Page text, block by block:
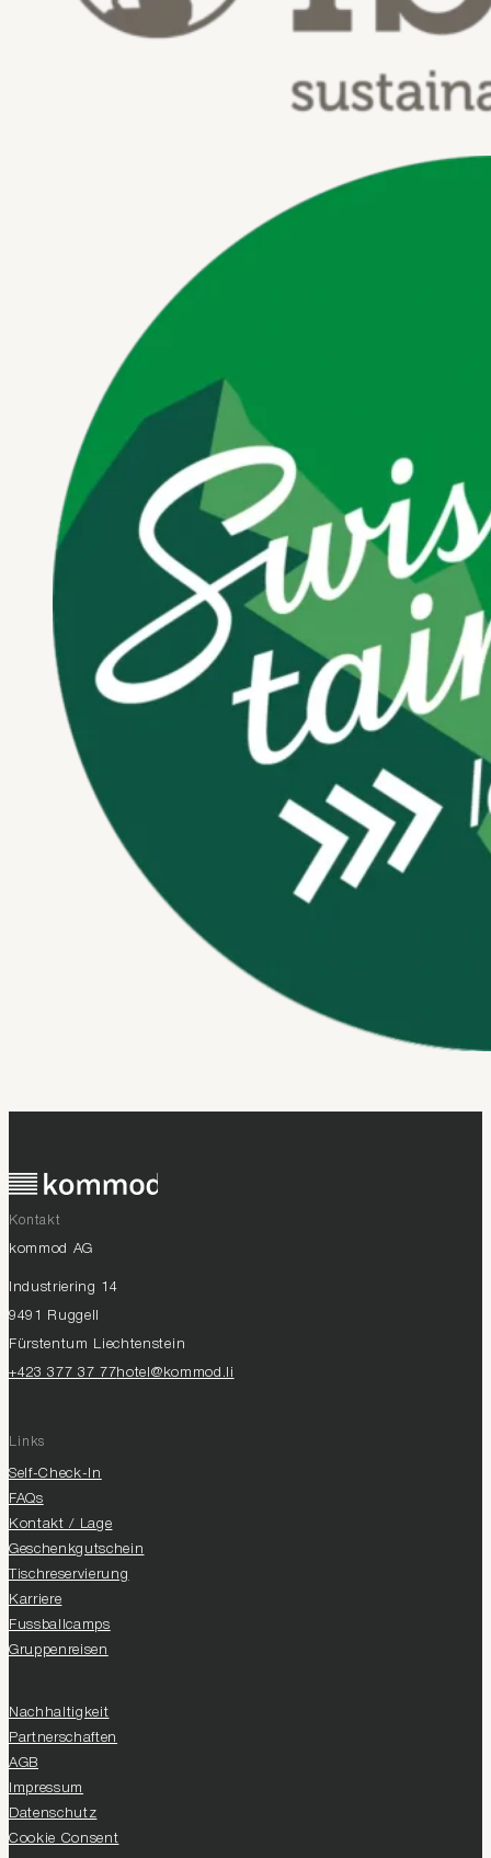
Kontakt
kommod AG
Industriering 14
9491 Ruggell
Fürstentum Liechtenstein
+423 377 37 77 hotel@kommod.li
Links
Self-Check-In
FAQs
Kontakt / Lage
Geschenkgutschein
Tischreservierung
Karriere
Fussballcamps
Gruppenreisen
Nachhaltigkeit
Partnerschaften
AGB
Impressum
Datenschutz
Cookie Consent